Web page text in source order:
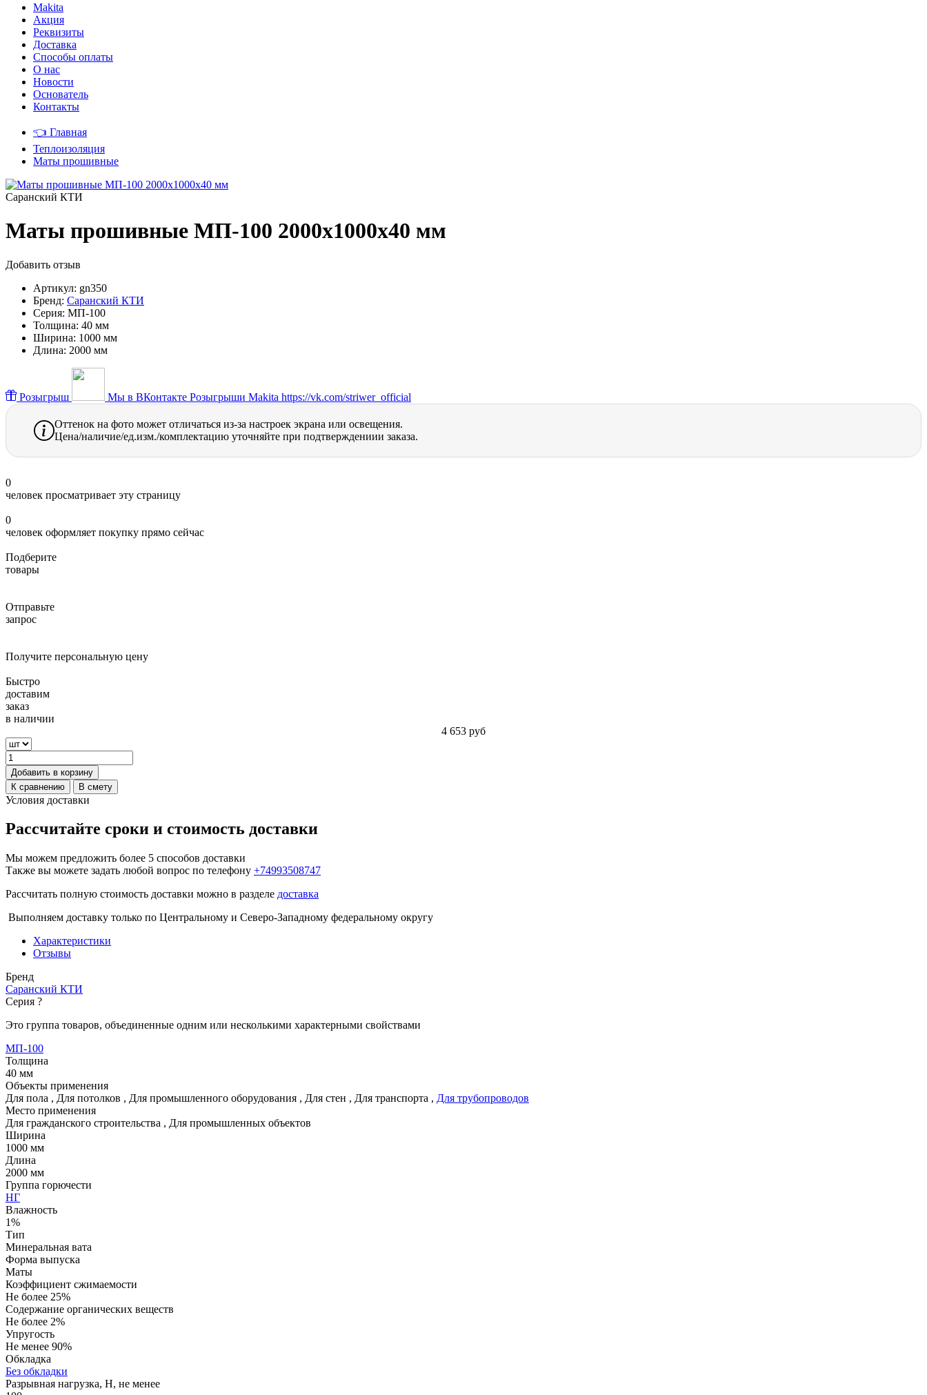
Makita
Акция
Реквизиты
Доставка
Способы оплаты
О нас
Новости
Основатель
Контакты
👈 Главная
Теплоизоляция
Маты прошивные
Саранский КТИ
Маты прошивные МП-100 2000х1000х40 мм
Добавить отзыв
Артикул: gn350
Бренд: Саранский КТИ
Серия: МП-100
Толщина: 40 мм
Ширина: 1000 мм
Длина: 2000 мм
Розыгрыш Мы в ВКонтакте Розыгрыши Makita https://vk.com/striwer_official
Оттенок на фото может отличаться из-за настроек экрана или освещения.
Цена/наличие/ед.изм./комплектацию уточняйте при подтверждениии заказа.
0
человек просматривает эту страницу
0
человек оформляет покупку прямо сейчас
Подберите
товары
Отправьте
запрос
Получите персональную цену
Быстро
доставим
заказ
в наличии
4 653 руб
Добавить в корзину
К сравнению
В смету
Условия доставки
Рассчитайте сроки и стоимость доставки
Мы можем предложить более 5 способов доставки
Также вы можете задать любой вопрос по телефону +74993508747
Рассчитать полную стоимость доставки можно в разделе доставка
Выполняем доставку только по Центральному и Северо-Западному федеральному округу
Характеристики
Отзывы
Бренд
Саранский КТИ
Серия ?
Это группа товаров, объединенные одним или несколькими характерными свойствами
МП-100
Толщина
40 мм
Объекты применения
Для пола , Для потолков , Для промышленного оборудования , Для стен , Для транспорта , Для трубопроводов
Место применения
Для гражданского строительства , Для промышленных объектов
Ширина
1000 мм
Длина
2000 мм
Группа горючести
НГ
Влажность
1%
Тип
Минеральная вата
Форма выпуска
Маты
Коэффициент сжимаемости
Не более 25%
Содержание органических веществ
Не более 2%
Упругость
Не менее 90%
Обкладка
Без обкладки
Разрывная нагрузка, Н, не менее